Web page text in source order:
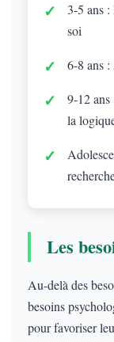
3-5 ans
soi
6-8 ans :
9-12
la
Les
Au-delà des
besoins
pour favoriser